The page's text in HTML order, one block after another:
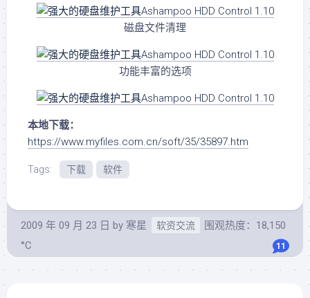
磁盘文件清理
功能丰富的选项
本地下载：
https://www.myfiles.com.cn/soft/35/35897.htm
Tags: 下载 软件
2009 年 09 月 23 日 by 寒星 软资交流
围观热度：18,150
°C
11